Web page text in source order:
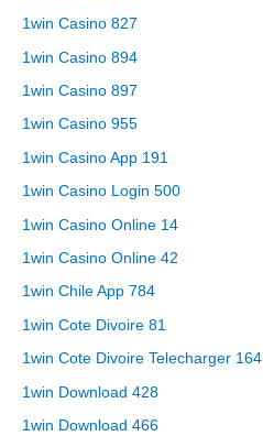
1win Casino 827
1win Casino 894
1win Casino 897
1win Casino 955
1win Casino App 191
1win Casino Login 500
1win Casino Online 14
1win Casino Online 42
1win Chile App 784
1win Cote Divoire 81
1win Cote Divoire Telecharger 164
1win Download 428
1win Download 466